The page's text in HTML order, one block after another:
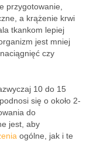
przygotowanie,
a krążenie krwi
tkankom lepiej
jest mniej
czy
10 do 15
się o około 2-
do
jest, aby
ogólne, jak i te